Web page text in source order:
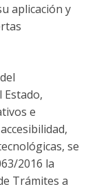
aplicación y
e
se
2016 la
Trámites a